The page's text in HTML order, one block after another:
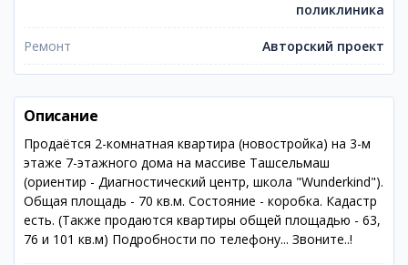
поликлиника
Ремонт Авторский проект
Описание
Продаётся 2-комнатная квартира (новостройка) на 3-м
этаже 7-этажного дома на массиве Ташсельмаш
(ориентир - Диагностический центр, школа "Wunderkind").
Общая площадь - 70 кв.м. Состояние - коробка. Кадастр
есть. (Также продаются квартиры общей площадью - 63,
76 и 101 кв.м) Подробности по телефону... Звоните..!